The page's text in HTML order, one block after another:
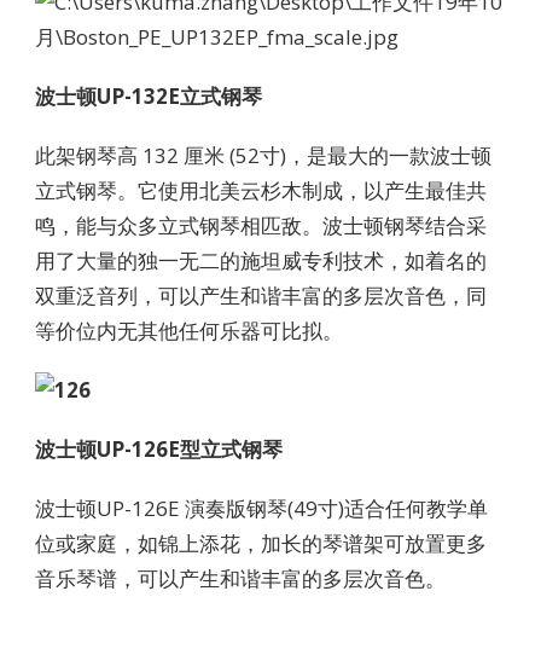
波士顿UP-132E立式钢琴
此架钢琴高 132 厘米 (52寸)，是最大的一款波士顿
立式钢琴。它使用北美云杉木制成，以产生最佳共
鸣，能与众多立式钢琴相匹敌。波士顿钢琴结合采
用了大量的独一无二的施坦威专利技术，如着名的
双重泛音列，可以产生和谐丰富的多层次音色，同
等价位内无其他任何乐器可比拟。
波士顿UP-126E型立式钢琴
波士顿UP-126E 演奏版钢琴(49寸)适合任何教学单
位或家庭，如锦上添花，加长的琴谱架可放置更多
音乐琴谱，可以产生和谐丰富的多层次音色。